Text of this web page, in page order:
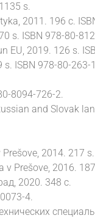
s.
2011. 196 с.
s. ISBN 978-80-
EU, 2019. 126 s.
s. ISBN 978-80-263-
8094-726-2.
and Slovak
2014. 217
Prešove, 2016.
2020. 348 с.
4.